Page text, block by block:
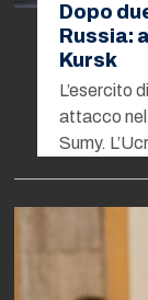
Dopo
Russia:
Kursk
L’esercito
attacco nel
Sumy.